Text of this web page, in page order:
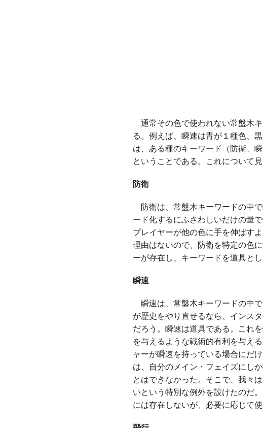
通常その色で使われない常盤木
る。例えば、瞬速は青が１種色、
は、ある種のキーワード（防衛、
ということである。これについて見
防衛
防衛は、常盤木キーワードの中
ード化するにふさわしいだけの量
プレイヤーが他の色に手を伸ばす
理由はないので、防衛を特定の色
ーが存在し、キーワードを道具と
瞬速
瞬速は、常盤木キーワードの中
が歴史をやり直せるなら、インス
だろう。瞬速は道具である。これ
を与えるような戦術的有利を与え
ャーが瞬速を持っている場合にだ
は、自分のメイン・フェイズにし
とはできなかった。そこで、我々
いという特別な例外を設けたのだ
には存在しないが、必要に応じて